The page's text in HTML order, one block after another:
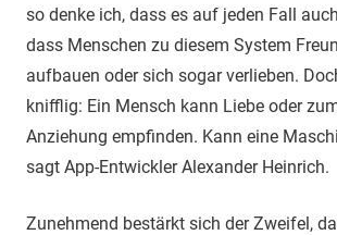
so denke ich, dass es auf jeden Fall
dass Menschen zu diesem System
aufbauen oder sich sogar verlieben.
knifflig: Ein Mensch kann Liebe oder
Anziehung empfinden. Kann eine
sagt App-Entwickler Alexander Heinrich.
Zunehmend bestärkt sich der Zweifel,